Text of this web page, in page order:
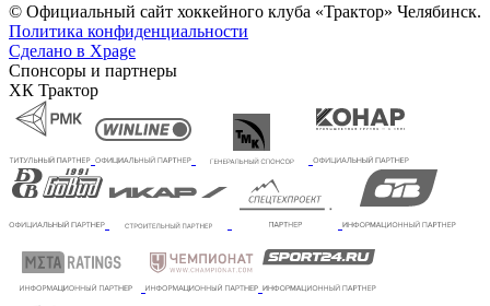
© Официальный сайт хоккейного клуба «Трактор» Челябинск.
Политика конфиденциальности
Сделано в Xpage
Спонсоры и партнеры
ХК Трактор